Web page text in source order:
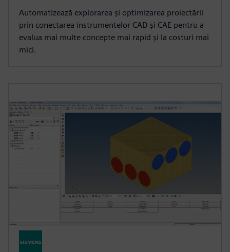
Automatizează explorarea și optimizarea proiectării
prin conectarea instrumentelor CAD și CAE pentru a
evalua mai multe concepte mai rapid și la costuri mai
mici.